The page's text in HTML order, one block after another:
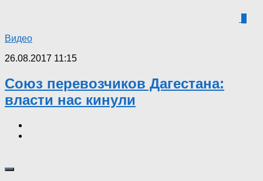
Видео
26.08.2017 11:15
Союз перевозчиков Дагестана:
власти нас кинули